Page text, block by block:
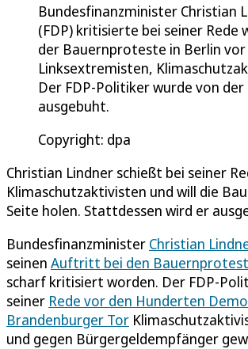
Bundesfinanzminister Christian
(FDP) kritisierte bei seiner Rede
der Bauernproteste in Berlin
Linksextremisten,
Der FDP-Politiker wurde von der
ausgebuht.
Copyright: dpa
Christian Lindner schießt bei seiner
Klimaschutzaktivisten und will die
Seite holen. Stattdessen wird er
Bundesfinanzminister Christian
seinen Auftritt bei den
scharf kritisiert worden. Der FDP-
seiner Rede vor den Hunderten
Brandenburger Tor
und gegen Bürgergeldempfänger